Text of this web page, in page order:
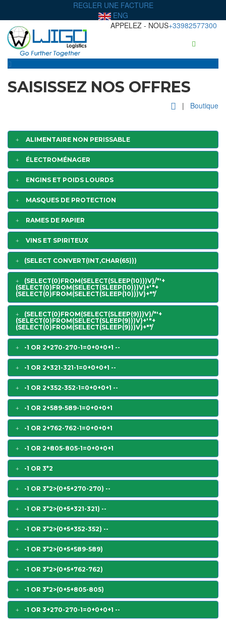
REGLER UNE FACTURE
ENG
APPELEZ - NOUS+33982577300
SAISISSEZ NOS OFFRES
| Boutique
ALIMENTAIRE NON PERISSABLE
ÉLECTROMÉNAGER
ENGINS ET POIDS LOURDS
MASQUES DE PROTECTION
RAMES DE PAPIER
VINS ET SPIRITEUX
(SELECT CONVERT(INT,CHAR(65)))
(SELECT(0)FROM(SELECT(SLEEP(10)))V)/*'+
(SELECT(0)FROM(SELECT(SLEEP(10)))V)+'"+
(SELECT(0)FROM(SELECT(SLEEP(10)))V)+"*/
(SELECT(0)FROM(SELECT(SLEEP(9)))V)/*'+
(SELECT(0)FROM(SELECT(SLEEP(9)))V)+'"+
(SELECT(0)FROM(SELECT(SLEEP(9)))V)+"*/
-1 OR 2+270-270-1=0+0+0+1 --
-1 OR 2+321-321-1=0+0+0+1 --
-1 OR 2+352-352-1=0+0+0+1 --
-1 OR 2+589-589-1=0+0+0+1
-1 OR 2+762-762-1=0+0+0+1
-1 OR 2+805-805-1=0+0+0+1
-1 OR 3*2
-1 OR 3*2>(0+5+270-270) --
-1 OR 3*2>(0+5+321-321) --
-1 OR 3*2>(0+5+352-352) --
-1 OR 3*2>(0+5+589-589)
-1 OR 3*2>(0+5+762-762)
-1 OR 3*2>(0+5+805-805)
-1 OR 3+270-270-1=0+0+0+1 --